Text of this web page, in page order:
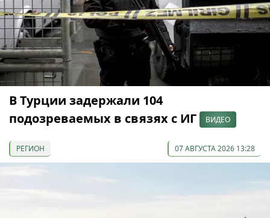
В Турции задержали 104
подозреваемых в связях с ИГ
ВИДЕО
РЕГИОН 07 АВГУСТА 2026 13:28